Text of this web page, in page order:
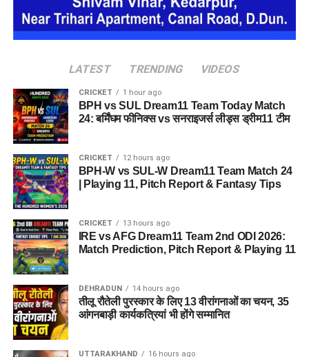
https://www.facebook.com/share/r/1D1dA1ecEx/
LATEST TRENDING VIDEOS
CRICKET 1 hour ago
BPH vs SUL Dream11 Team Today Match
24: बर्मिंघम फीनिक्स vs सनराइजर्स लीड्स ड्रीम11 टीम
CRICKET 12 hours ago
BPH-W vs SUL-W Dream11 Team Match 24
| Playing 11, Pitch Report & Fantasy Tips
CRICKET 13 hours ago
IRE vs AFG Dream11 Team 2nd ODI 2026:
Match Prediction, Pitch Report & Playing 11
DEHRADUN 14 hours ago
तीलू रौतेली पुरस्कार के लिए 13 वीरांगनाओं का चयन, 35
आंगनबाड़ी कार्यकत्रियां भी होंगे सम्मानित
UTTARAKHAND 16 hours ago